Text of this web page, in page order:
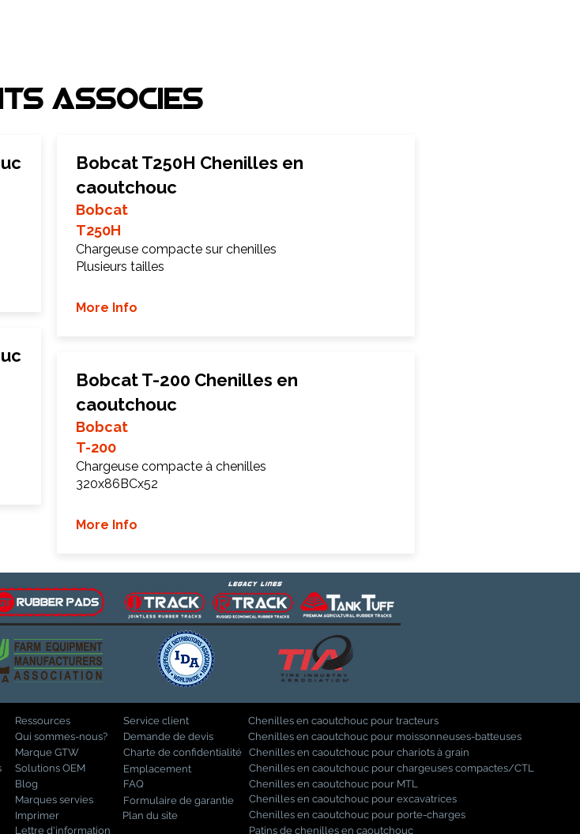
associEs
Bobcat T250H Chenilles en
caoutchouc
Bobcat
T250H
Chargeuse compacte sur chenilles
Plusieurs tailles
More Info
Bobcat T-200 Chenilles en
caoutchouc
Bobcat
T-200
Chargeuse compacte à chenilles
320x86BCx52
More Info
Service client
Ressources
Qui sommes-nous?
Marque GTW
Solutions OEM
Blog
Marques servies
Imprimer
Lettre d'information
Demande de devis
Charte de confidentialité
Emplacement
FAQ
Formulaire de garantie
Plan du site
Chenilles en caoutchouc pour tracteurs
Chenilles en caoutchouc pour moissonneuses-batteuses
Chenilles en caoutchouc pour chariots à grain
Chenilles en caoutchouc pour chargeuses compactes/CTL
Chenilles en caoutchouc pour MTL
Chenilles en caoutchouc pour excavatrices
Chenilles en caoutchouc pour porte-charges
Patins de chenilles en caoutchouc